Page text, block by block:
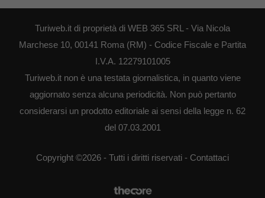
Turiweb.it di proprietà di WEB 365 SRL - Via Nicola
Marchese 10, 00141 Roma (RM) - Codice Fiscale e Partita
I.V.A. 12279101005
Turiweb.it non è una testata giornalistica, in quanto viene
aggiornato senza alcuna periodicità. Non può pertanto
considerarsi un prodotto editoriale ai sensi della legge n. 62
del 07.03.2001
Copyright ©2026 - Tutti i diritti riservati - Contattaci